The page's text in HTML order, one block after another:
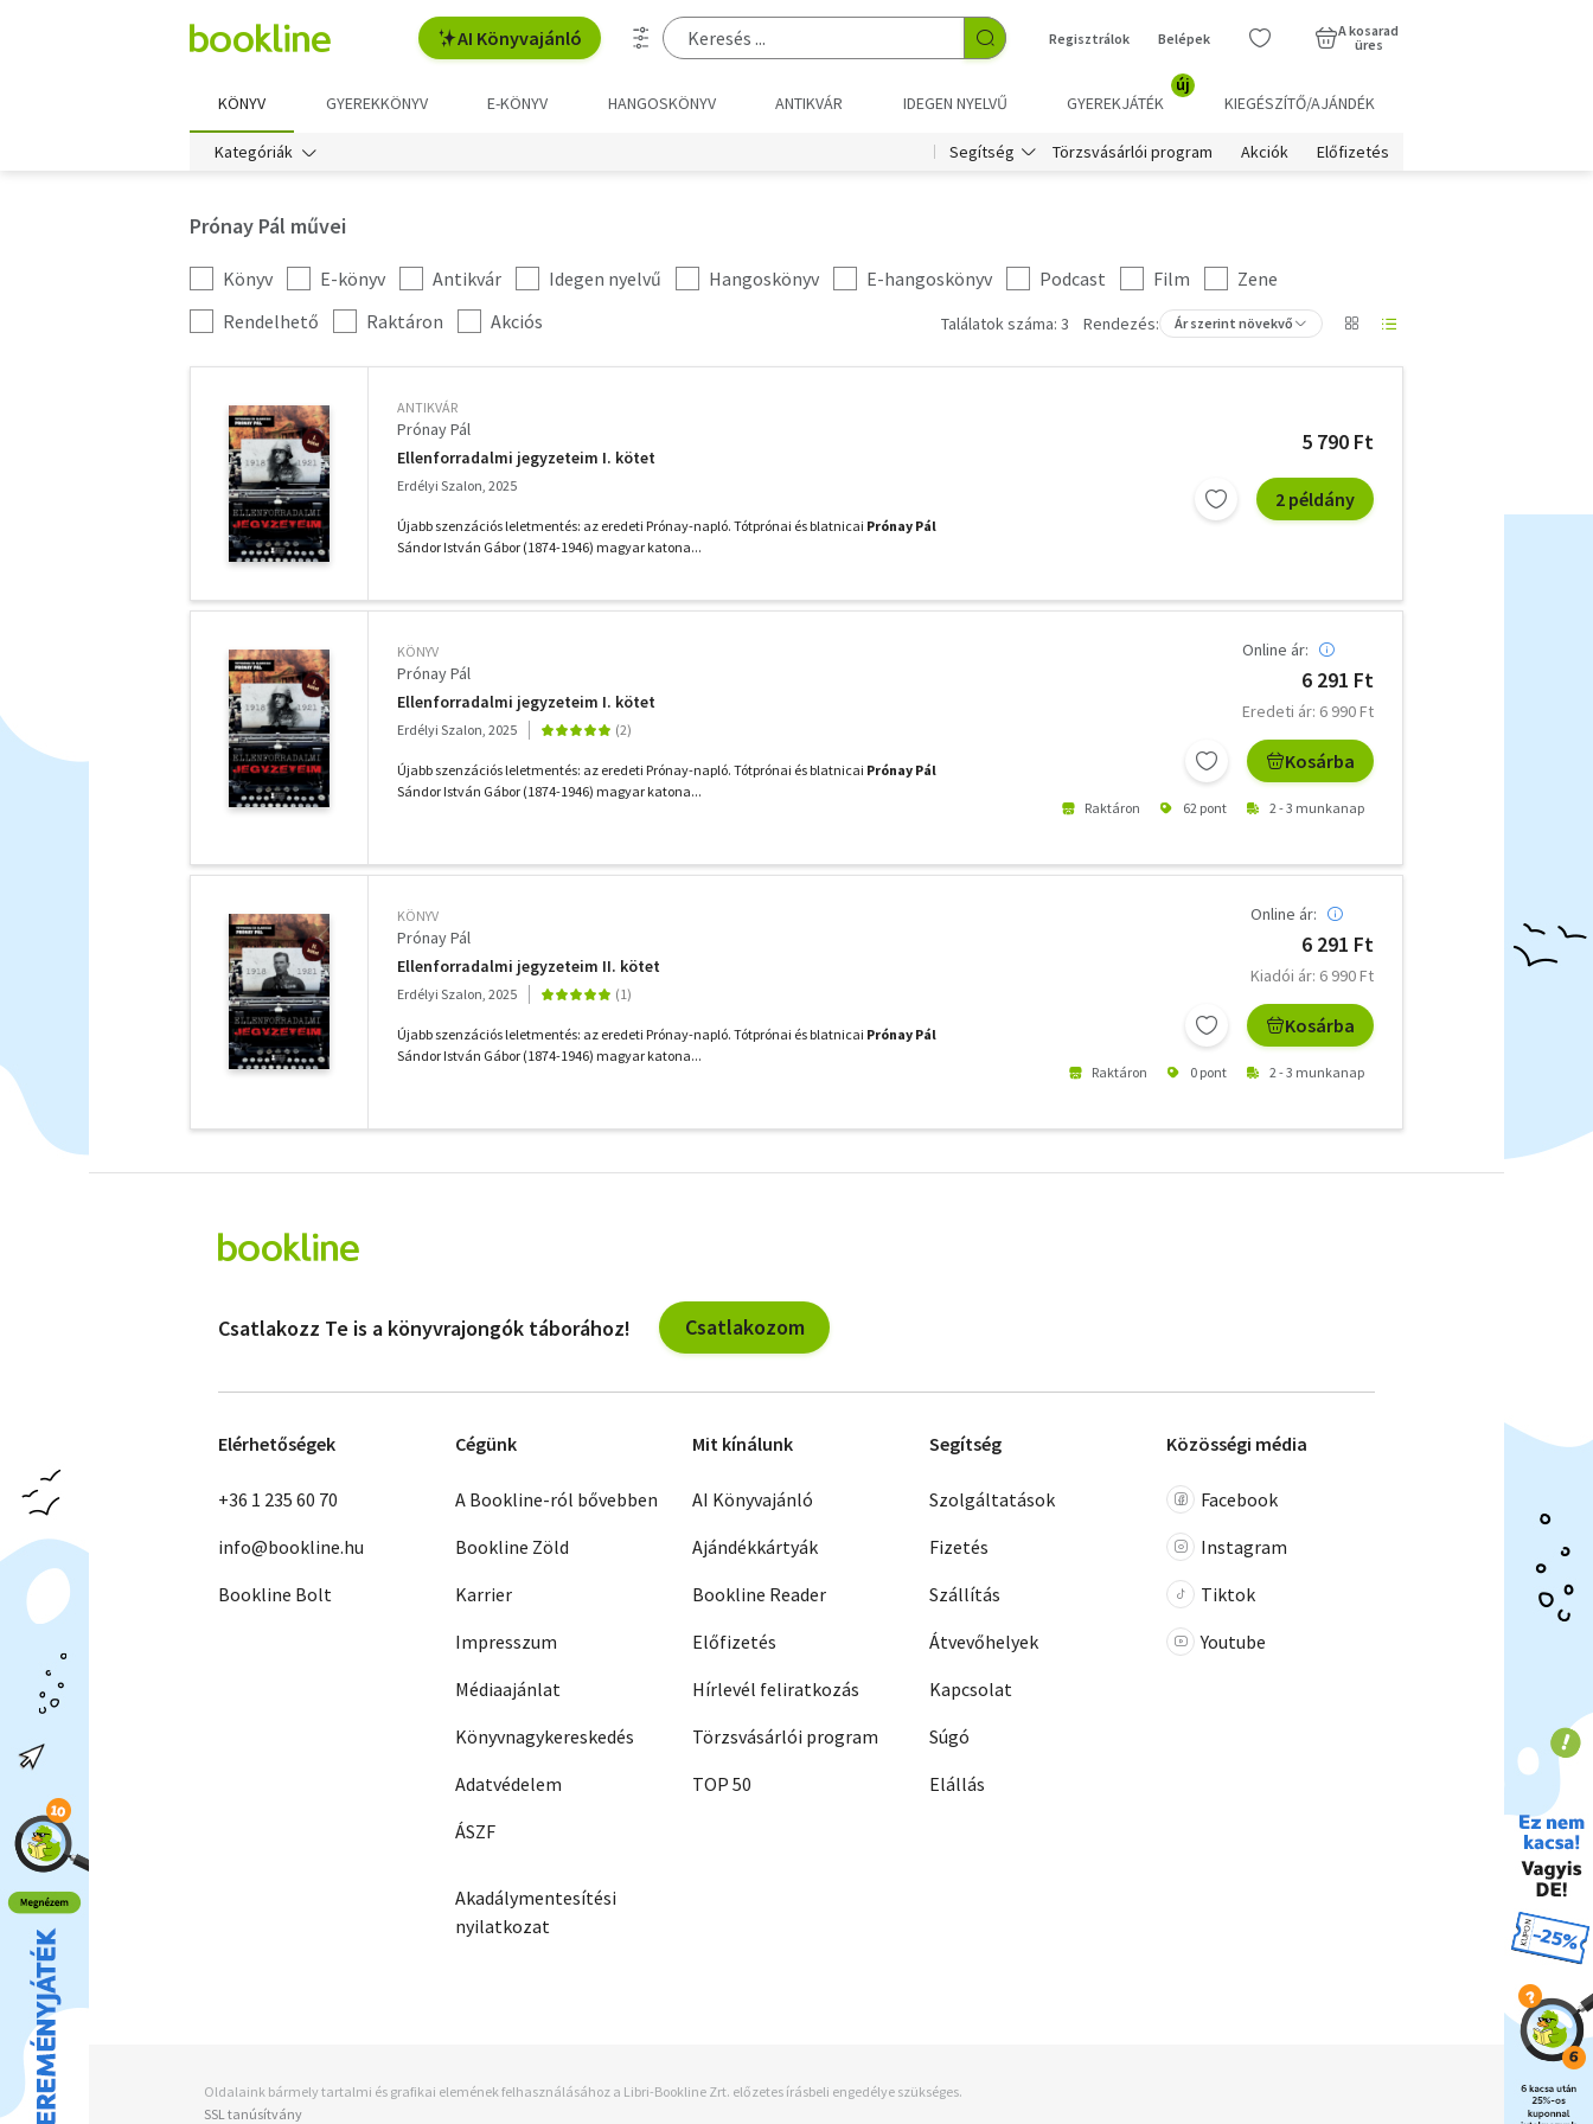
AI Könyvajánló Regisztrálok Belépek
A kosarad
üres
KÖNYV GYEREKKÖNYV E-KÖNYV HANGOSKÖNYV ANTIKVÁR IDEGEN NYELVŰ GYEREKJÁTÉK
új
KIEGÉSZÍTŐ/AJÁNDÉK
Kategóriák Segítség Törzsvásárlói program Akciók Előfizetés
Prónay Pál művei
Kategória
szűrés
Könyv E-könyv Antikvár Idegen nyelvű Hangoskönyv E-hangoskönyv Podcast Film
Zene
További
szűrők
Rendelhető Raktáron Akciós Találatok száma: 3 Rendezés: Ár szerint növekvő
ANTIKVÁR
Prónay Pál
Ellenforradalmi jegyzeteim I. kötet
Erdélyi Szalon, 2025
Újabb szenzációs leletmentés: az eredeti Prónay-napló. Tótprónai és blatnicai Prónay Pál
Sándor István Gábor (1874-1946) magyar katona...
5 790 Ft
2 példány
KÖNYV
Prónay Pál
Ellenforradalmi jegyzeteim I. kötet
Erdélyi Szalon, 2025
Újabb szenzációs leletmentés: az eredeti Prónay-napló. Tótprónai és blatnicai Prónay Pál
Sándor István Gábor (1874-1946) magyar katona...
Online ár:
6 291 Ft
Eredeti ár: 6 990 Ft
Kosárba
Raktáron 62 pont 2 - 3 munkanap
KÖNYV
Prónay Pál
Ellenforradalmi jegyzeteim II. kötet
Erdélyi Szalon, 2025
Újabb szenzációs leletmentés: az eredeti Prónay-napló. Tótprónai és blatnicai Prónay Pál
Sándor István Gábor (1874-1946) magyar katona...
Online ár:
6 291 Ft
Kiadói ár: 6 990 Ft
Kosárba
Raktáron 0 pont 2 - 3 munkanap
szűrők
Csatlakozz Te is a könyvrajongók táborához! Csatlakozom
Elérhetőségek
+36 1 235 60 70
info@bookline.hu
Bookline Bolt
Cégünk
A Bookline-ról bővebben
Bookline Zöld
Karrier
Impresszum
Médiaajánlat
Könyvnagykereskedés
Adatvédelem
ÁSZF
Akadálymentesítési
nyilatkozat
Mit kínálunk
AI Könyvajánló
Ajándékkártyák
Bookline Reader
Előfizetés
Hírlevél feliratkozás
Törzsvásárlói program
TOP 50
Segítség
Szolgáltatások
Fizetés
Szállítás
Átvevőhelyek
Kapcsolat
Súgó
Elállás
Közösségi média
Facebook
Instagram
Tiktok
Youtube
Oldalaink bármely tartalmi és grafikai elemének felhasználásához a Libri-Bookline Zrt. előzetes írásbeli engedélye szükséges.
SSL tanúsítvány